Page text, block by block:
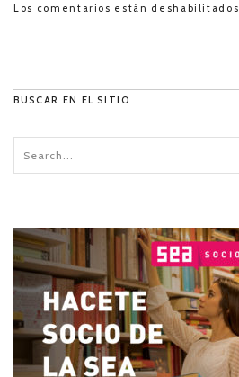
Los comentarios están deshabilitados
BUSCAR EN EL SITIO